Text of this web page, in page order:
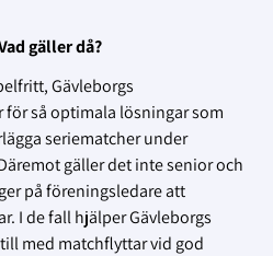
gäller då?
Gävleborgs
så optimala lösningar som
seriematcher under
gäller det inte senior och
på föreningsledare att
I de fall hjälper Gävleborgs
med matchflyttar vid god